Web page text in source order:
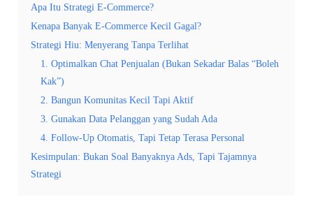
Apa Itu Strategi E-Commerce?
Kenapa Banyak E-Commerce Kecil Gagal?
Strategi Hiu: Menyerang Tanpa Terlihat
1. Optimalkan Chat Penjualan (Bukan Sekadar Balas “Boleh
Kak”)
2. Bangun Komunitas Kecil Tapi Aktif
3. Gunakan Data Pelanggan yang Sudah Ada
4. Follow-Up Otomatis, Tapi Tetap Terasa Personal
Kesimpulan: Bukan Soal Banyaknya Ads, Tapi Tajamnya
Strategi